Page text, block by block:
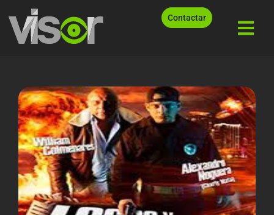
Contactar